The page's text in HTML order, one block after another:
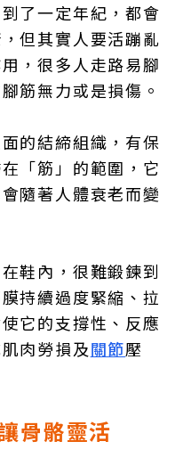
了一定年紀，都會
但其實人要活蹦亂
，很多人走路易腳
筋無力或是損傷。
的結締組織，有保
「筋」的範圍，它
隨著人體衰老而變
鞋內，很難鍛鍊到
持續過度緊縮、拉
它的支撐性、反應
肉勞損及關節壓
骨骼靈活